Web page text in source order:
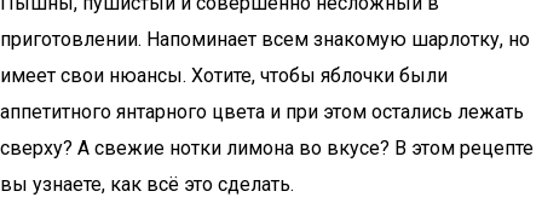
приготовлении. Напоминает всем знакомую шарлотку, но
имеет свои нюансы. Хотите, чтобы яблочки были
аппетитного янтарного цвета и при этом остались лежать
сверху? А свежие нотки лимона во вкусе? В этом рецепте
вы узнаете, как всё это сделать.